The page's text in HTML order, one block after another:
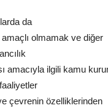
da
amaçlı olmamak ve diğer
amacıyla ilgili kamu
çevrenin özelliklerinden